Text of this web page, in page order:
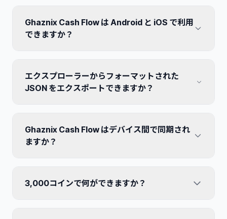
します。たとえば、「コーヒーに 5 ドル使った」と言う
と、自動的に支出がカテゴリ分けされます。
Ghaznix Cash Flow は Android と iOS で利用
できますか？
の開発に注力しています。将来的には、iOS プラットフ
ォームへの開発拡大も検討しています。
エクスプローラーからフォーマットされた
JSON をエクスポートできますか？
縮小済みの JSON をクリップボードにコピーしたり、イ
ンターフェースから直接 .json ファイルとしてダウンロ
Ghaznix Cash Flow はデバイス間で同期され
ますか？
デバイス間でリアルタイムに安全に同期されるため、外
3,000コインで何ができますか？